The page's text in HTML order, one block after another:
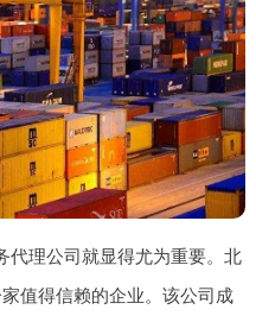
代理公司就显得尤为重要。北
值得信赖的企业。该公司成